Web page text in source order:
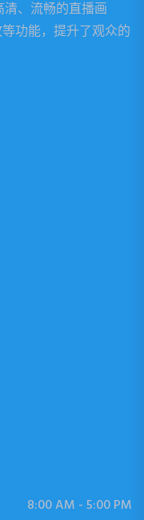
清、流畅的直播画
功能，提升了观众的
8:00 AM - 5:00 PM